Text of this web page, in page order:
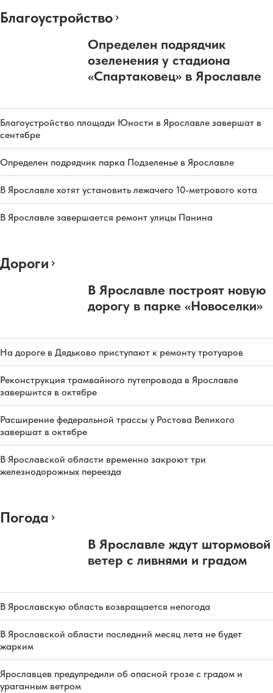
Благоустройство
Определен подрядчик
озеленения у стадиона
«Спартаковец» в Ярославле
Благоустройство площади Юности в Ярославле завершат в
сентябре
Определен подрядчик парка Подзеленье в Ярославле
В Ярославле хотят установить лежачего 10-метрового кота
В Ярославле завершается ремонт улицы Панина
Дороги
В Ярославле построят новую
дорогу в парке «Новоселки»
На дороге в Дядьково приступают к ремонту тротуаров
Реконструкция трамвайного путепровода в Ярославле
завершится в октябре
Расширение федеральной трассы у Ростова Великого
завершат в октябре
В Ярославской области временно закроют три
железнодорожных переезда
Погода
В Ярославле ждут штормовой
ветер с ливнями и градом
В Ярославскую область возвращается непогода
В Ярославской области последний месяц лета не будет
жарким
Ярославцев предупредили об опасной грозе с градом и
ураганным ветром